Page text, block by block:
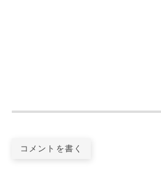
コメントを書く